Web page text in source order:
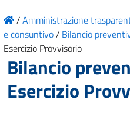
/Amministrazione
e consuntivo/ Bilancio
Esercizio Provvisorio
Bilancio
Esercizio